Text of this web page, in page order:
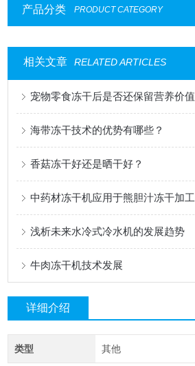
产品分类 PRODUCT CATEGORY
相关文章 RELATED ARTICLES
宠物零食冻干后是否还保留营养价值
海带冻干技术的优势有哪些？
香菇冻干好还是晒干好？
中药材冻干机应用于熊胆汁冻干加工
浅析未来水冷式冷水机的发展趋势
牛肉冻干机技术发展
详细介绍
类型 其他